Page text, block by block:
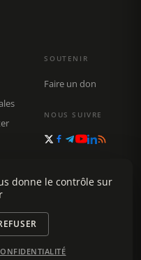
SOUTENIR
Faire un don
NOUS SUIVRE
· Tous droits réservés ·
donne le contrôle sur